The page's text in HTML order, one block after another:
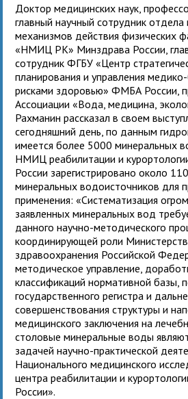
Доктор медицинских наук,
главный научный сотрудник отдела
механизмов действия физических
«НМИЦ РК» Минздрава России,
сотрудник ФГБУ «Центр
планирования и управления
рисками здоровью» ФМБА России,
Ассоциации «Вода, медицина,
Рахманин рассказал в своем
сегодняшний день, по данным
имеется более 5000 минеральных
НМИЦ реабилитации и
России зарегистрировано около
минеральных водоисточников для
применения: «Систематизация
заявленных минеральных вод
данного научно-методического
координирующей роли
здравоохранения Российской
методическое управление,
классификаций нормативной базы,
государственного регистра и
совершенствования структуры и
медицинского заключения на
столовые минеральные воды
задачей научно-практической
Национального медицинского
центра реабилитации и
России».